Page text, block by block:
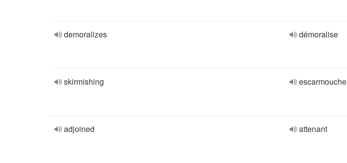
demoralizes démoralise
skirmishing escarmouche
adjoined attenant